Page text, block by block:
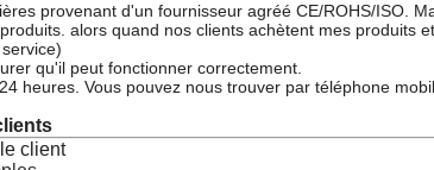
provenant d'un fournisseur agréé CE/ROHS/ISO.
alors quand nos clients achètent mes produits
qu'il peut fonctionner correctement.
heures. Vous pouvez nous trouver par téléphone
client